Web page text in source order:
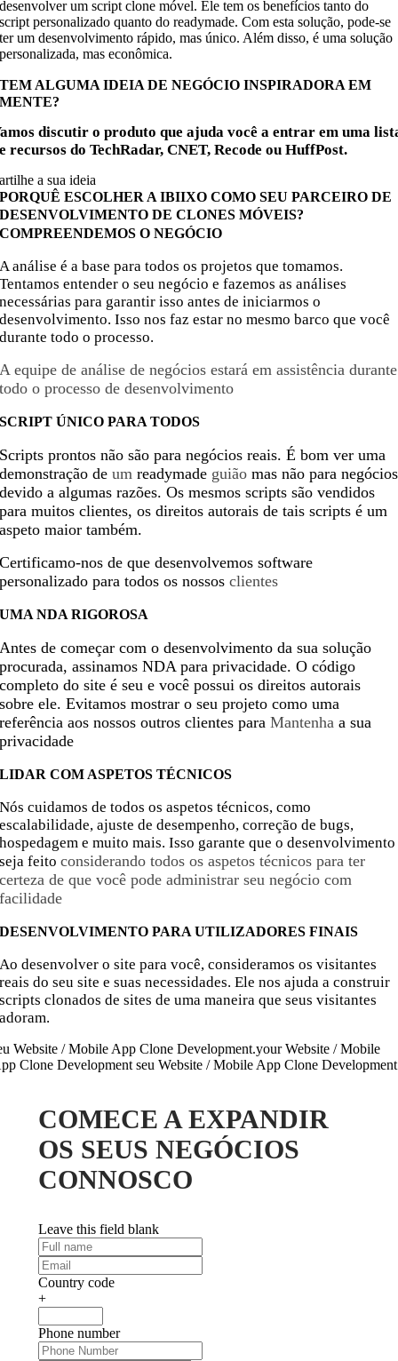
desenvolver um script clone móvel. Ele tem os benefícios tanto do
script personalizado quanto do readymade. Com esta solução, pode-se
ter um desenvolvimento rápido, mas único. Além disso, é uma solução
personalizada, mas econômica.
TEM ALGUMA IDEIA DE NEGÓCIO INSPIRADORA EM
MENTE?
discutir o produto que ajuda você a entrar em uma
recursos do TechRadar, CNET, Recode ou HuffPost.
a sua ideia
PORQUÊ ESCOLHER A IBIIXO COMO SEU PARCEIRO DE
DESENVOLVIMENTO DE CLONES MÓVEIS?
COMPREENDEMOS O NEGÓCIO
A análise é a base para todos os projetos que tomamos.
Tentamos entender o seu negócio e fazemos as análises
necessárias para garantir isso antes de iniciarmos o
desenvolvimento. Isso nos faz estar no mesmo barco que você
durante todo o processo.
A equipe de análise de negócios estará em assistência durante
todo o processo de desenvolvimento
SCRIPT ÚNICO PARA TODOS
Scripts prontos não são para negócios reais. É bom ver uma
demonstração deum readymade guião mas não para negócios
devido a algumas razões. Os mesmos scripts são vendidos
para muitos clientes, os direitos autorais de tais scripts é um
aspeto maior também.
Certificamo-nos de que desenvolvemos software
personalizado para todos os nossosclientes
UMA NDA RIGOROSA
Antes de começar com o desenvolvimento da sua solução
procurada, assinamos NDA para privacidade. O código
completo do site é seu e você possui os direitos autorais
sobre ele. Evitamos mostrar o seu projeto como uma
referência aos nossos outros clientes paraMantenha a sua
privacidade
LIDAR COM ASPETOS TÉCNICOS
Nós cuidamos de todos os aspetos técnicos, como
escalabilidade, ajuste de desempenho, correção de bugs,
hospedagem e muito mais. Isso garante que o desenvolvimento
seja feitoconsiderando todos os aspetos técnicos para ter
certeza de que você pode administrar seu negócio com
facilidade
DESENVOLVIMENTO PARA UTILIZADORES FINAIS
Ao desenvolver o site para você, consideramos os visitantes
reais do seu site e suas necessidades. Ele nos ajuda a construir
scripts clonados de sites de uma maneira que seus visitantes
adoram.
Website / Mobile App Clone Development.your Website / Mobile
Clone Development seu Website / Mobile App Clone Development
COMECE A EXPANDIR
OS SEUS NEGÓCIOS
CONNOSCO
Leave this field blank
Country code
+
Phone number